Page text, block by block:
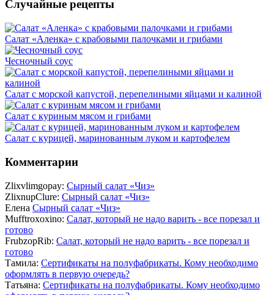
Случайные рецепты
Салат «Аленка» с крабовыми палочками и грибами
Чесночный соус
Салат с морской капустой, перепелиными яйцами и калиной
Салат с куриным мясом и грибами
Салат с курицей, маринованным луком и картофелем
Комментарии
Zlixvlimgopay: Сырный салат «Чиз»
ZlixnupClure: Сырный салат «Чиз»
Елена Сырный салат «Чиз»
Mufftroxoxino: Салат, который не надо варить - все порезал и
готово
FrubzopRib: Салат, который не надо варить - все порезал и
готово
Тамила: Сертификаты на полуфабрикаты. Кому необходимо
оформлять в первую очередь?
Татьяна: Сертификаты на полуфабрикаты. Кому необходимо